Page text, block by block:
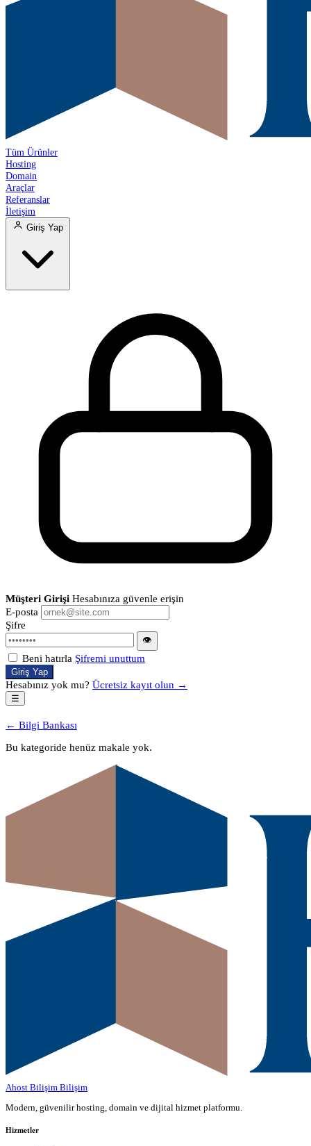
Tüm Ürünler
Hosting
Domain
Araçlar
Referanslar
İletişim
Giriş Yap
Müşteri Girişi Hesabınıza güvenle erişin
E-posta
Şifre
👁
Beni hatırla Şifremi unuttum
Giriş Yap
Hesabınız yok mu? Ücretsiz kayıt olun →
☰
← Bilgi Bankası
Bu kategoride henüz makale yok.
Ahost Bilişim Bilişim
Modern, güvenilir hosting, domain ve dijital hizmet platformu.
Hizmetler